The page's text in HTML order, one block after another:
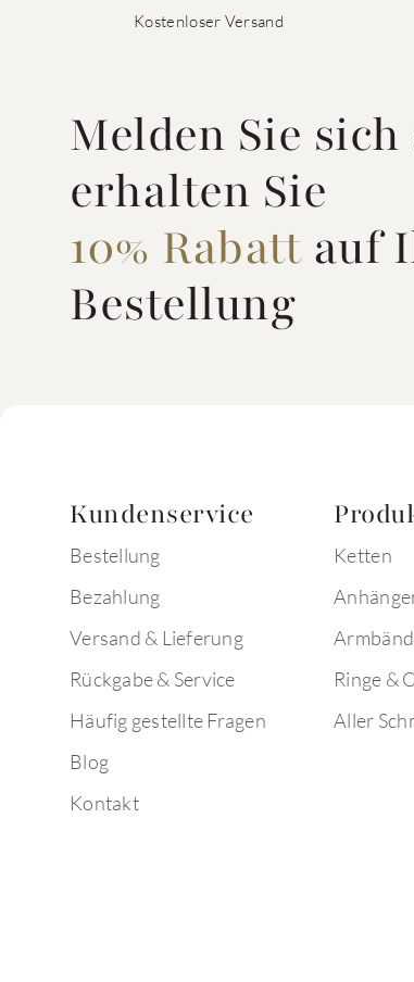
Kostenloser Versand
Melden Sie
erhalten Sie
10% Rabattauf
Bestellung
Kundenservice
Bestellung
Bezahlung
Versand & Lieferung
Rückgabe & Service
Häufig gestellte Fragen
Blog
Kontakt
Ketten
Ringe &
Aller